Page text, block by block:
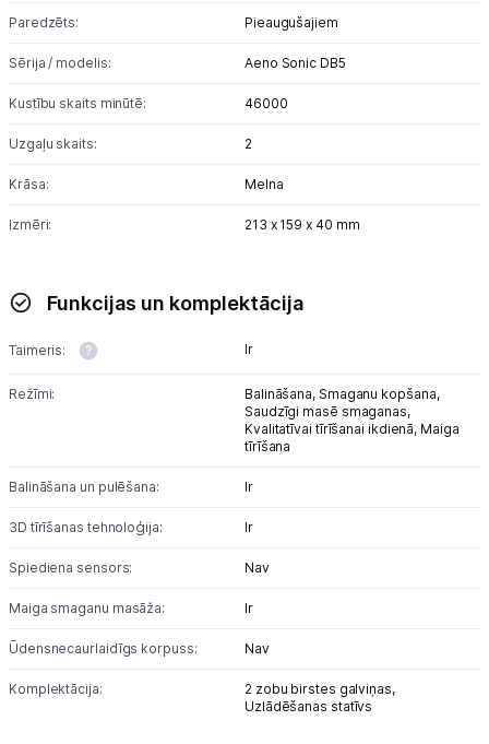
Paredzēts: Pieaugušajiem
Sērija / modelis: Aeno Sonic DB5
Kustību skaits minūtē: 46000
Uzgaļu skaits: 2
Krāsa: Melna
Izmēri: 213 х 159 х 40 mm
Funkcijas un komplektācija
Taimeris: Ir
Režīmi: Balināšana, Smaganu kopšana,
Saudzīgi masē smaganas,
Kvalitatīvai tīrīšanai ikdienā, Maiga
tīrīšana
Balināšana un pulēšana: Ir
3D tīrīšanas tehnoloģija: Ir
Spiediena sensors: Nav
Maiga smaganu masāža: Ir
Ūdensnecaurlaidīgs korpuss: Nav
Komplektācija:
2 zobu birstes galviņas,
Uzlādēšanas statīvs